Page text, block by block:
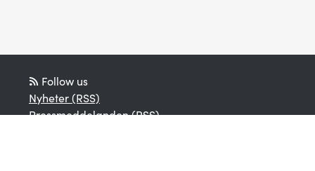
Follow us
Nyheter (RSS)
Pressmeddelanden (RSS)